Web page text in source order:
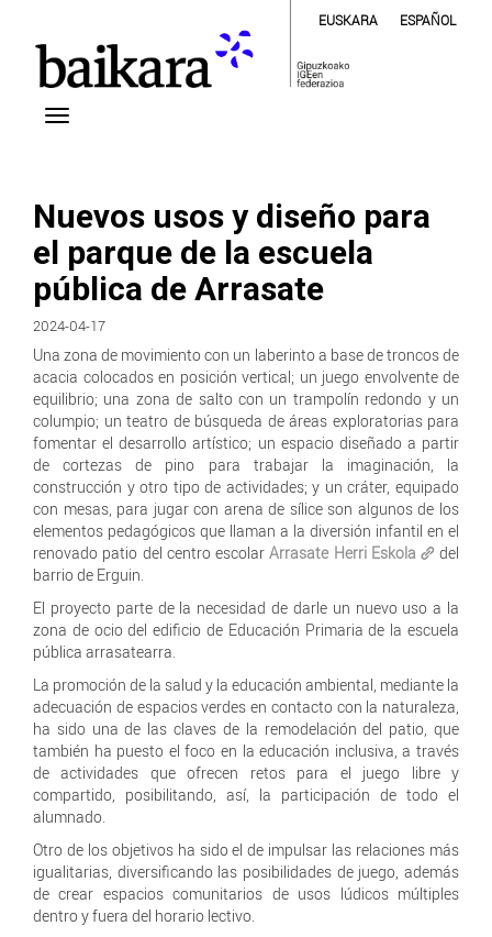
EUSKARA ESPAÑOL
Nuevos usos y diseño para
el parque de la escuela
pública de Arrasate
2024-04-17
Una zona de movimiento con un laberinto a base de troncos de
acacia colocados en posición vertical; un juego envolvente de
equilibrio; una zona de salto con un trampolín redondo y un
columpio; un teatro de búsqueda de áreas exploratorias para
fomentar el desarrollo artístico; un espacio diseñado a partir
de cortezas de pino para trabajar la imaginación, la
construcción y otro tipo de actividades; y un cráter, equipado
con mesas, para jugar con arena de sílice son algunos de los
elementos pedagógicos que llaman a la diversión infantil en el
renovado patio del centro escolarArrasate Herri Eskola
del
barrio de Erguin.
El proyecto parte de la necesidad de darle un nuevo uso a la
zona de ocio del edificio de Educación Primaria de la escuela
pública arrasatearra.
La promoción de la salud y la educación ambiental, mediante la
adecuación de espacios verdes en contacto con la naturaleza,
ha sido una de las claves de la remodelación del patio, que
también ha puesto el foco en la educación inclusiva, a través
de actividades que ofrecen retos para el juego libre y
compartido, posibilitando, así, la participación de todo el
alumnado.
Otro de los objetivos ha sido el de impulsar las relaciones más
igualitarias, diversificando las posibilidades de juego, además
de crear espacios comunitarios de usos lúdicos múltiples
dentro y fuera del horario lectivo.